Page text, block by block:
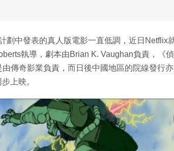
劃中發表的真人版電影一直低調，近日Netflix
執導，劇本由Brian K. Vaughan負責，《
傳奇影業負責，而日後中國地區的院線發行
上映。